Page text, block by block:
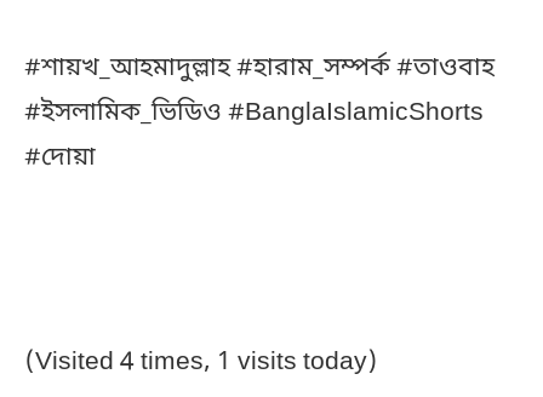
#শায়খ_আহমাদুল্লাহ #হারাম_সম্পর্ক #তাওবাহ
#ইসলামিক_ভিডিও #BanglaIslamicShorts
#দোয়া
(Visited 4 times, 1 visits today)